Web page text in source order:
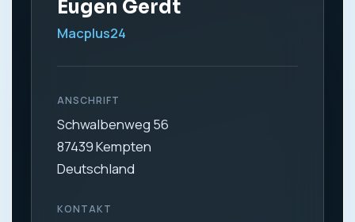
Eugen Gerdt
Macplus24
ANSCHRIFT
Schwalbenweg 56
87439 Kempten
Deutschland
KONTAKT